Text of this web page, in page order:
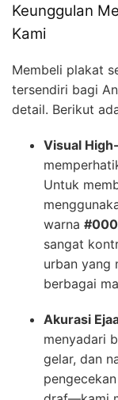
Keunggulan
Kami
Membeli plakat
tersendiri bagi
detail. Berikut
Visual
Untuk
warna
sangat
urban yang
berbagai
Akurasi
menyadari
gelar, dan